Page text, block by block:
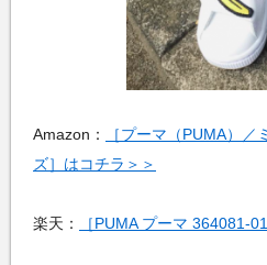
Amazon：
［プーマ（PUMA）
ズ］はコチラ＞＞
楽天： ［PUMA プーマ 364081-